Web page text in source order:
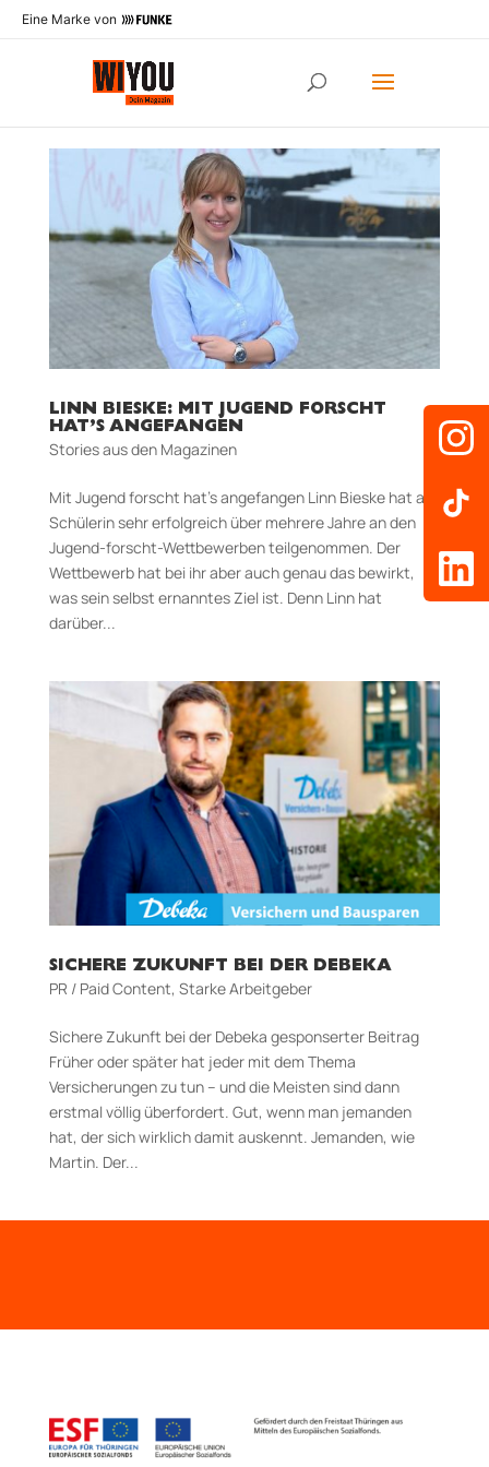
Eine Marke von
LINN BIESKE: MIT JUGEND FORSCHT
HAT’S ANGEFANGEN
Stories aus den Magazinen
Mit Jugend forscht hat’s angefangen Linn Bieske hat als
Schülerin sehr erfolgreich über mehrere Jahre an den
Jugend-forscht-Wettbewerben teilgenommen. Der
Wettbewerb hat bei ihr aber auch genau das bewirkt,
was sein selbst ernanntes Ziel ist. Denn Linn hat
darüber...
SICHERE ZUKUNFT BEI DER DEBEKA
PR / Paid Content, Starke Arbeitgeber
Sichere Zukunft bei der Debeka gesponserter Beitrag
Früher oder später hat jeder mit dem Thema
Versicherungen zu tun – und die Meisten sind dann
erstmal völlig überfordert. Gut, wenn man jemanden
hat, der sich wirklich damit auskennt. Jemanden, wie
Martin. Der...